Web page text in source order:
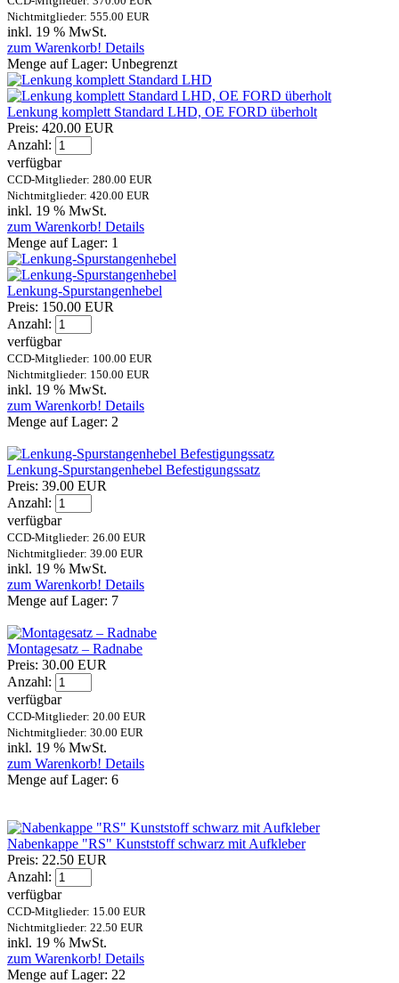
Nichtmitglieder: 555.00 EUR
inkl. 19 % MwSt.
zum Warenkorb! Details
Menge auf Lager: Unbegrenzt
Lenkung komplett Standard LHD, OE FORD überholt
Preis: 420.00 EUR
Anzahl:
verfügbar
CCD-Mitglieder: 280.00 EUR
Nichtmitglieder: 420.00 EUR
inkl. 19 % MwSt.
zum Warenkorb! Details
Menge auf Lager: 1
Lenkung-Spurstangenhebel
Preis: 150.00 EUR
Anzahl:
verfügbar
CCD-Mitglieder: 100.00 EUR
Nichtmitglieder: 150.00 EUR
inkl. 19 % MwSt.
zum Warenkorb! Details
Menge auf Lager: 2
Lenkung-Spurstangenhebel Befestigungssatz
Preis: 39.00 EUR
Anzahl:
verfügbar
CCD-Mitglieder: 26.00 EUR
Nichtmitglieder: 39.00 EUR
inkl. 19 % MwSt.
zum Warenkorb! Details
Menge auf Lager: 7
Montagesatz – Radnabe
Preis: 30.00 EUR
Anzahl:
verfügbar
CCD-Mitglieder: 20.00 EUR
Nichtmitglieder: 30.00 EUR
inkl. 19 % MwSt.
zum Warenkorb! Details
Menge auf Lager: 6
Nabenkappe "RS" Kunststoff schwarz mit Aufkleber
Preis: 22.50 EUR
Anzahl:
verfügbar
CCD-Mitglieder: 15.00 EUR
Nichtmitglieder: 22.50 EUR
inkl. 19 % MwSt.
zum Warenkorb! Details
Menge auf Lager: 22